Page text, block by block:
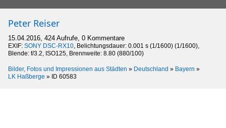
Peter Reiser
15.04.2016, 424 Aufrufe, 0 Kommentare
EXIF: SONY DSC-RX10, Belichtungsdauer: 0.001 s (1/1600) (1/1600),
Blende: f/3.2, ISO125, Brennweite: 8.80 (880/100)
Bilder, Fotos und Impressionen aus Städten » Deutschland » Bayern »
LK Haßberge » ID 60583